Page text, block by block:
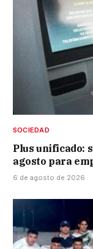
SOCIEDAD
Plus unificado:
agosto para
6 de agosto de 2026